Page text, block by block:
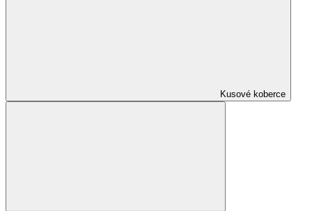
Kusové koberce